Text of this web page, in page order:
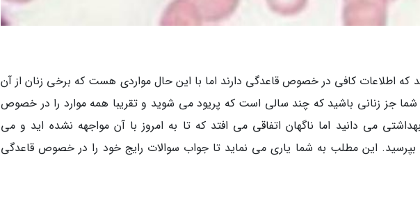
که اطلاعات کافی در خصوص قاعدگی دارند اما با این حال مواردی هست که برخی زنان از آن
جز زنانی باشید که چند سالی است که پریود می شوید و تقریبا همه موارد را در خصوص
می دانید اما ناگهان اتفاقی می افتد که تا به امروز با آن مواجهه نشده اید و می
این مطلب به شما یاری می نماید تا جواب سوالات رایج خود را در خصوص قاعدگی